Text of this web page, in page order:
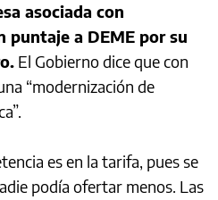
asociada con
puntaje a DEME por su
El Gobierno dice que con
“modernización de
es en la tarifa, pues se
podía ofertar menos. Las